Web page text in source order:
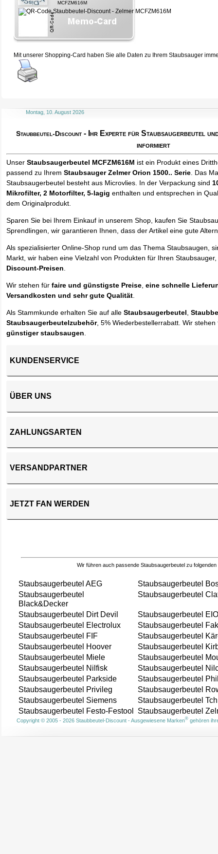
MCFZM616M
Mit unserer Shopping-Card haben Sie alle Daten zu Ihrem Staubsauger
Montag, 10. August 2026
Staubbeutel-Discount - Ihr Experte für Staubsaugerbeutel
informiert
UnserStaubsaugerbeutel MCFZM616M ist ein Produkt eines
passend zu IhremStaubsauger Zelmer Orion 1500.. Serie . Das
Staubsaugerbeutel besteht aus Microvlies. In der Verpackung sind
Mikrofilter, 2 Motorfilter, 5-lagig enthalten und entsprechen in
dem Originalprodukt.
Sparen Sie bei Ihrem Einkauf in unserem Shop, kaufen Sie
Sprendlingen, wir garantieren Ihnen, dass der Artikel eine gute
Als spezialisierter Online-Shop rund um das Thema Staubsaugen,
Markt, wir haben eine Vielzahl von Produkten für Ihren
Discount-Preisen
Wir stehen fürfaire und günstigste Preise ,eine schnelle
Versandkosten und sehr gute Qualität
Als Stammkunde erhalten Sie auf alleStaubsaugerbeutel ,
Staubsaugerbeutelzubehör, 5% Wiederbestellerrabatt. Wir
günstiger staubsaugen
KUNDENSERVICE
ÜBER UNS
ZAHLUNGSARTEN
VERSANDPARTNER
JETZT FAN WERDEN
Wir führen auch passende Staubsaugerbeutel zu folgenden
Staubsaugerbeutel AEG
Staubsaugerbeutel
Staubsaugerbeutel
Black&Decker
Staubsaugerbeutel
Staubsaugerbeutel Dirt Devil
Staubsaugerbeutel
Staubsaugerbeutel Electrolux
Staubsaugerbeutel
Staubsaugerbeutel FIF
Staubsaugerbeutel
Staubsaugerbeutel Hoover
Staubsaugerbeutel
Staubsaugerbeutel Miele
Staubsaugerbeutel
Staubsaugerbeutel Nilfisk
Staubsaugerbeutel
Staubsaugerbeutel Parkside
Staubsaugerbeutel
Staubsaugerbeutel Privileg
Staubsaugerbeutel
Staubsaugerbeutel Siemens
Staubsaugerbeutel
Staubsaugerbeutel Festo-Festool
Staubsaugerbeutel
Copyright © 2005 - 2026 Staubbeutel-Discount - Ausgewiesene Marken®gehören